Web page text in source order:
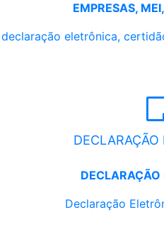
EMPRESAS,
eletrônica,
Declaração